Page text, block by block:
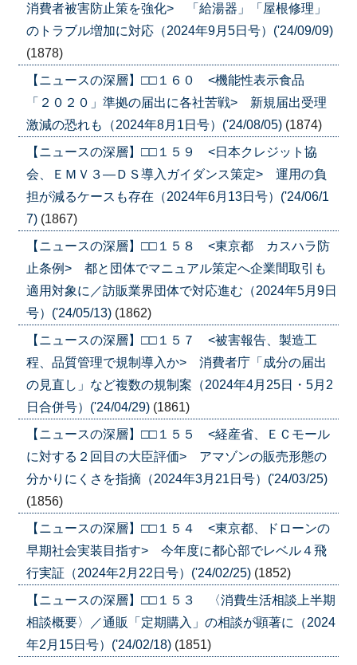
消費者被害防止策を強化> 「給湯器」「屋根修理」
のトラブル増加に対応（2024年9月5日号）('24/09/09)
(1878)
【ニュースの深層】□□１６０ <機能性表示食品
「２０２０」準拠の届出に各社苦戦> 新規届出受理
激減の恐れも（2024年8月1日号）('24/08/05) (1874)
【ニュースの深層】□□１５９ <日本クレジット協
会、ＥＭＶ３―ＤＳ導入ガイダンス策定> 運用の負
担が減るケースも存在（2024年6月13日号）('24/06/1
7) (1867)
【ニュースの深層】□□１５８ <東京都 カスハラ防
止条例> 都と団体でマニュアル策定へ企業間取引も
適用対象に／訪販業界団体で対応進む（2024年5月9日
号）('24/05/13) (1862)
【ニュースの深層】□□１５７ <被害報告、製造工
程、品質管理で規制導入か> 消費者庁「成分の届出
の見直し」など複数の規制案（2024年4月25日・5月2
日合併号）('24/04/29) (1861)
【ニュースの深層】□□１５５ <経産省、ＥＣモール
に対する２回目の大臣評価> アマゾンの販売形態の
分かりにくさを指摘（2024年3月21日号）('24/03/25)
(1856)
【ニュースの深層】□□１５４ <東京都、ドローンの
早期社会実装目指す> 今年度に都心部でレベル４飛
行実証（2024年2月22日号）('24/02/25) (1852)
【ニュースの深層】□□１５３ 〈消費生活相談上半期
相談概要〉／通販「定期購入」の相談が顕著に（2024
年2月15日号）('24/02/18) (1851)